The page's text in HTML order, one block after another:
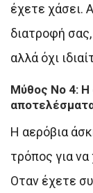
έχετε χάσει.
διατροφή
αλλά όχι
Mύθος Νο 4: Η
Η αερόβια
τρόπος για
Οταν έχετε